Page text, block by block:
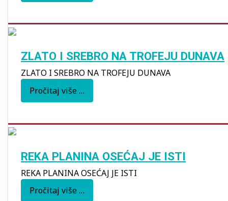
ZLATO I SREBRO NA TROFEJU DUNAVA
ZLATO I SREBRO NA TROFEJU DUNAVA
Pročitaj više …
REKA PLANINA OSEĆAJ JE ISTI
REKA PLANINA OSEĆAJ JE ISTI
Pročitaj više …